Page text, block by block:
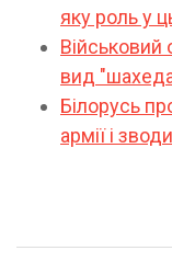
яку роль у
вид
Білорусь
армії і